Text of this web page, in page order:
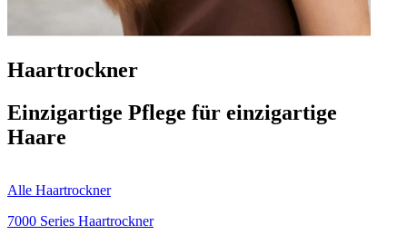
Haartrockner
Einzigartige Pflege für einzigartige
Haare
Alle Haartrockner
7000 Series Haartrockner